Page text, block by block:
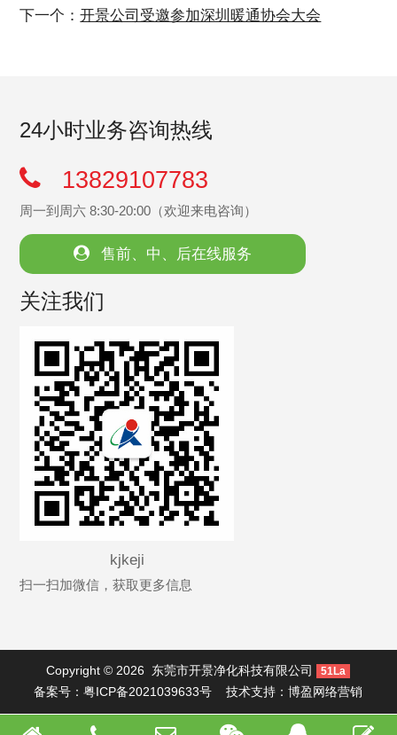
下一个：开景公司受邀参加深圳暖通协会大会
24小时业务咨询热线
13829107783
周一到周六 8:30-20:00（欢迎来电咨询）
售前、中、后在线服务
关注我们
kjkeji
扫一扫加微信，获取更多信息
Copyright © 2026 东莞市开景净化科技有限公司 51La
备案号：粤ICP备2021039633号 技术支持：博盈网络营销